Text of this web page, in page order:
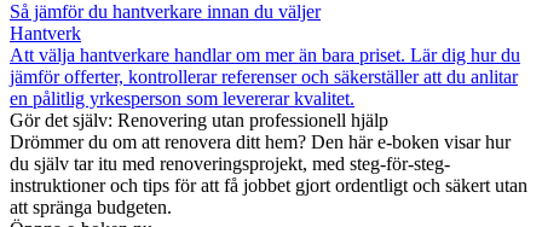
Så jämför du hantverkare innan du väljer
Hantverk
Att välja hantverkare handlar om mer än bara priset. Lär dig hur du
jämför offerter, kontrollerar referenser och säkerställer att du anlitar
en pålitlig yrkesperson som levererar kvalitet.
Gör det själv: Renovering utan professionell hjälp
Drömmer du om att renovera ditt hem? Den här e-boken visar hur
du själv tar itu med renoveringsprojekt, med steg-för-steg-
instruktioner och tips för att få jobbet gjort ordentligt och säkert utan
att spränga budgeten.